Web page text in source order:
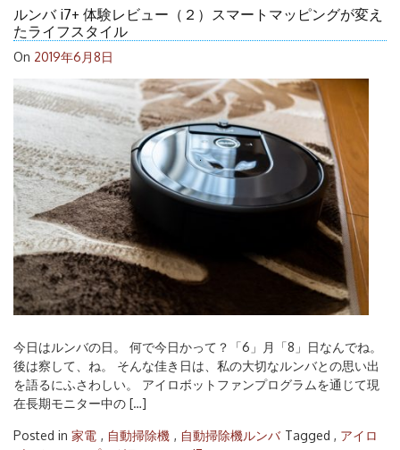
検
索:
ルンバ i7+ 体験レビュー（２）スマートマッピングが変え
たライフスタイル
On 2019年6月8日
今日はルンバの日。 何で今日かって？「6」月「8」日なんでね。
後は察して、ね。 そんな佳き日は、私の大切なルンバとの思い出
を語るにふさわしい。 アイロボットファンプログラムを通じて現
在長期モニター中の […]
Posted in 家電 , 自動掃除機 , 自動掃除機ルンバ Tagged , アイロ